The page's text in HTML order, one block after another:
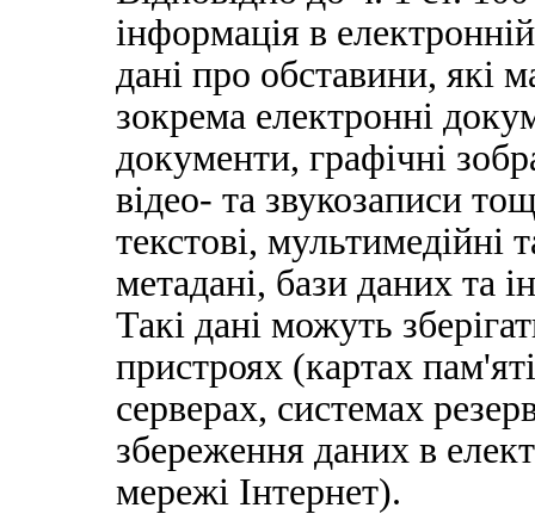
інформація в
дані про обставини, які
зокрема електронні
документи, графічні
відео- та звукозаписи
текстові, мультимедійні
метадані, бази даних та
Такі дані можуть
пристроях (картах
серверах, системах
збереження даних в
мережі Інтернет).